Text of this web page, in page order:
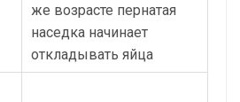
же возрасте пернатая
наседка начинает
откладывать яйца